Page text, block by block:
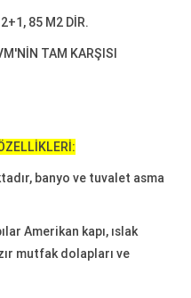
85 M2 DİR.
TAM KARŞISI
banyo ve tuvalet asma
Amerikan kapı, ıslak
mutfak dolapları ve